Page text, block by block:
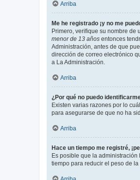
Arriba
Me he registrado ¡y no me
Primero, verifique su nombre de
menor de 13 años entonces
Administración, antes de que
dirección de correo electrónico
a La Administración.
Arriba
¿Por qué no puedo
Existen varias razones por lo
para asegurarse de que no ha
Arriba
Hace un tiempo me registré,
Es posible que la
tiempo para reducir el peso de